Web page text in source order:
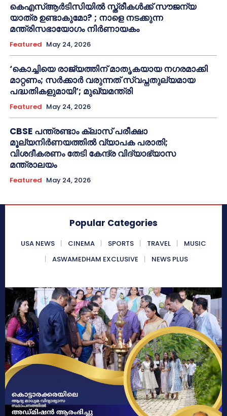
കെഎസ്ആർടിസിയിൽ സ്ത്രീകൾക്ക് സൗജന്യ
യാത്ര ഉണ്ടാകുമോ? ; നാളെ നടക്കുന്ന
മന്ത്രിസഭായോഗം നിർണായകം
Featured May 24, 2026
‘കൊച്ചിയെ രാജ്യത്തിന് മാതൃകയായ നഗരമാക്കി
മാറ്റണം; സർക്കാർ വരുന്നത് സ്വപ്നതുല്യമായ
പദ്ധതികളുമായി’; മുഖ്യമന്ത്രി
Featured May 24, 2026
CBSE പന്ത്രണ്ടാം ക്ലാസ് പരീക്ഷാ
മൂല്യനിർണയത്തിൽ വ്യാപക പരാതി;
വിശദീകരണം തേടി കേന്ദ്ര വിദ്യാഭ്യാസ
മന്ത്രാലയം
Featured May 24, 2026
Popular Categories
USA NEWS CINEMA SPORTS TRAVEL
MUSIC
ASWAMEDHAM EXCLUSIVE
NEWS PLUS